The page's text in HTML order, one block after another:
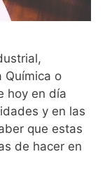
Química o
hoy en día
y en las
que estas
de hacer en